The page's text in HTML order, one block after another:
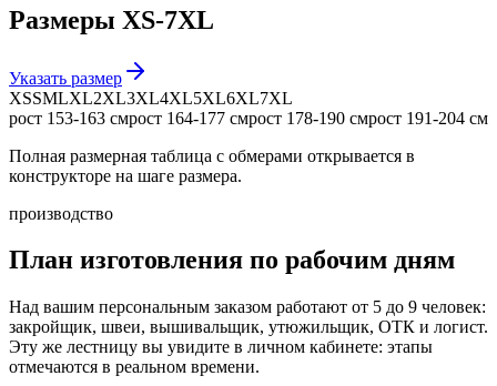
Размеры XS-7XL
Указать размер
XSSMLXL2XL3XL4XL5XL6XL7XL
рост 153-163 смрост 164-177 смрост 178-190 смрост 191-204 см
Полная размерная таблица с обмерами открывается в
конструкторе на шаге размера.
производство
План изготовления по рабочим дням
Над вашим персональным заказом работают от 5 до 9 человек:
закройщик, швеи, вышивальщик, утюжильщик, ОТК и логист.
Эту же лестницу вы увидите в личном кабинете: этапы
отмечаются в реальном времени.